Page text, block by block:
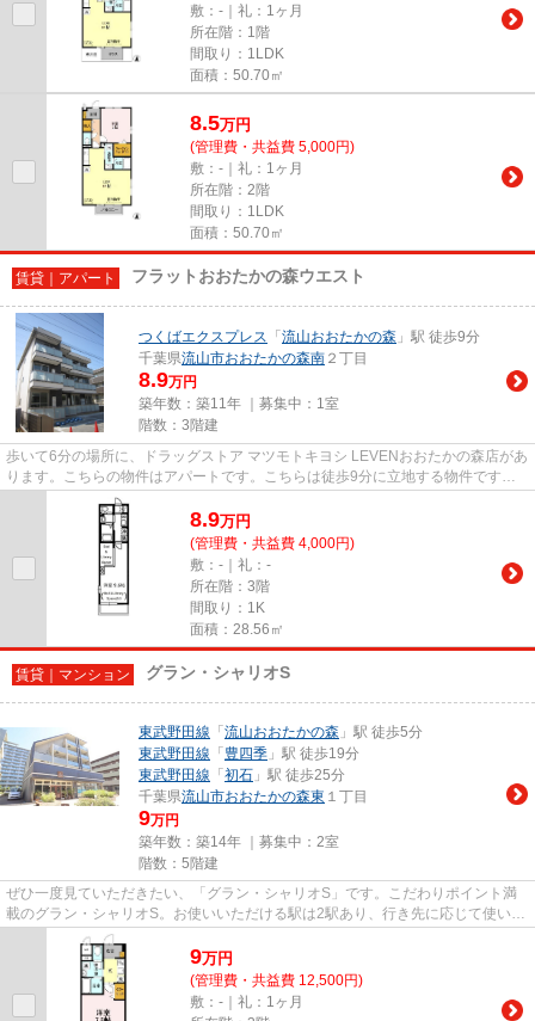
敷：-｜礼：1ヶ月
所在階：1階
間取り：1LDK
面積：50.70㎡
8.5万円
(管理費・共益費 5,000円)
敷：-｜礼：1ヶ月
所在階：2階
間取り：1LDK
面積：50.70㎡
賃貸｜アパート フラットおおたかの森ウエスト
つくばエクスプレス 「 流山おおたかの森 」駅 徒歩9分
千葉県流山市おおたかの森南 ２丁目
8.9万円
築年数：築11年 ｜募集中： 1室
階数：3階建
歩いて6分の場所に、ドラッグストア マツモトキヨシ LEVENおおたかの森店があ
ります。こちらの物件はアパートです。こちらは徒歩9分に立地する物件です。
物件の見学やご不明な点等、お...
8.9万円
(管理費・共益費 4,000円)
敷：-｜礼：-
所在階：3階
間取り：1K
面積：28.56㎡
賃貸｜マンション グラン・シャリオS
東武野田線 「 流山おおたかの森 」駅 徒歩5分
東武野田線 「 豊四季 」駅 徒歩19分
東武野田線 「 初石 」駅 徒歩25分
千葉県流山市おおたかの森東 １丁目
9万円
築年数：築14年 ｜募集中： 2室
階数：5階建
ぜひ一度見ていただきたい、「グラン・シャリオS」です。こだわりポイント満
載のグラン・シャリオS。お使いいただける駅は2駅あり、行き先に応じて使い分
けができます。こちらの物件に...
9万円
(管理費・共益費 12,500円)
敷：-｜礼：1ヶ月